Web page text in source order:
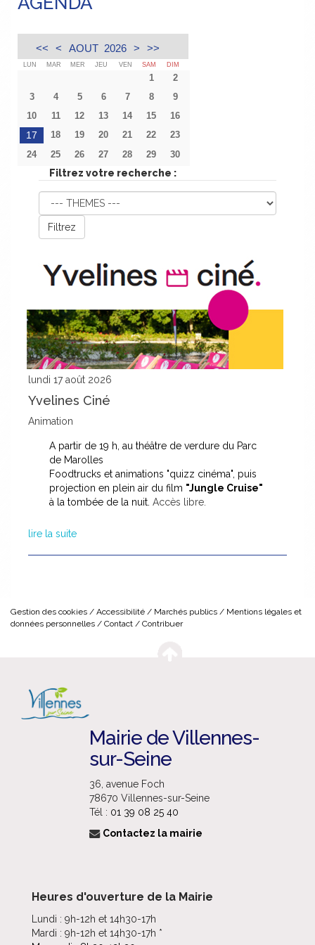
<< < AOUT 2026 > >>
LUN MAR MER JEU VEN SAM DIM
1
2
3
4 5 6 7 8
9
10
11 12 13 14 15 16
17 18 19 20 21 22
23
24
25 26 27 28 29 30
Filtrez votre recherche :
Filtrez
lundi 17 août 2026
Yvelines Ciné
Animation
A partir de 19 h, au théâtre de verdure du Parc
de Marolles
Foodtrucks et animations "quizz cinéma", puis
projection en plein air du film "Jungle Cruise"
à la tombée de la nuit. Accès libre.
lire la suite
Gestion des cookies Accessibilité Marchés publics
Mentions légales et
données personnelles
Contact Contribuer
Mairie de Villennes-
sur-Seine
36, avenue Foch
78670 Villennes-sur-Seine
Tél : 01 39 08 25 40
Contactez la mairie
Heures d'ouverture de la Mairie
Lundi : 9h-12h et 14h30-17h
Mardi : 9h-12h et 14h30-17h *